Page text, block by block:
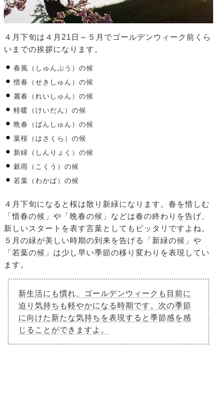
４月下旬は４月21日～５月でゴールデンウィーク前くら
いまでの挨拶になります。
春風（しゅんぷう）の候
惜春（せきしゅん）の候
麗春（れいしゅん）の候
軽暖（けいだん）の候
晩春（ばんしゅん）の候
葉桜（はさくら）の候
新緑（しんりょく）の候
穀雨（こくう）の候
若葉（わかば）の候
４月下旬になると桜は散り新緑になります。春を惜しむ
「惜春の候」や「晩春の候」などは春の終わりを告げ、
新しいスタートを表す言葉としてもピッタリですよね。
５月の緑が美しい時期の到来を告げる「新緑の候」や
「若葉の候」は少し早い季節の移り変わりを表現してい
ます。
新生活にも慣れ、ゴールデンウィークも目前に
迫り気持ちも軽やかになる時期です。次の季節
に向けた新たな気持ちを表現すると季節感を感
じることができますよ。